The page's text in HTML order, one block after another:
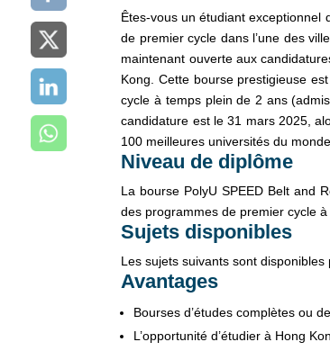
Êtes-vous un étudiant exceptionnel
de premier cycle dans l’une des
maintenant ouverte aux
Kong. Cette bourse prestigieuse
cycle à temps plein de 2 ans
candidature est le 31 mars 2025,
100 meilleures universités du monde.
Niveau de diplôme
La bourse PolyU SPEED Belt and
des programmes de premier cycle à
Sujets disponibles
Les sujets suivants sont
Avantages
Bourses d’études complètes ou
L’opportunité d’étudier à Hong